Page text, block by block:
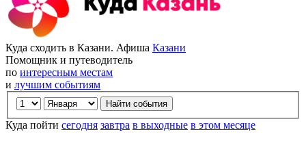
Куда сходить в Казани. Афиша Казани
Помощник и путеводитель
по интересным местам
и лучшим событиям
Куда пойти сегодня завтра в выходные в этом месяце